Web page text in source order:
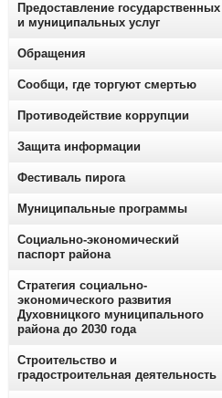
Предоставление государственных
и муниципальных услуг
Обращения
Сообщи, где торгуют смертью
Противодействие коррупции
Защита информации
Фестиваль пирога
Муниципальные программы
Социально-экономический
паспорт района
Стратегия социально-
экономического развития
Духовницкого муниципального
района до 2030 года
Строительство и
градостроительная деятельность